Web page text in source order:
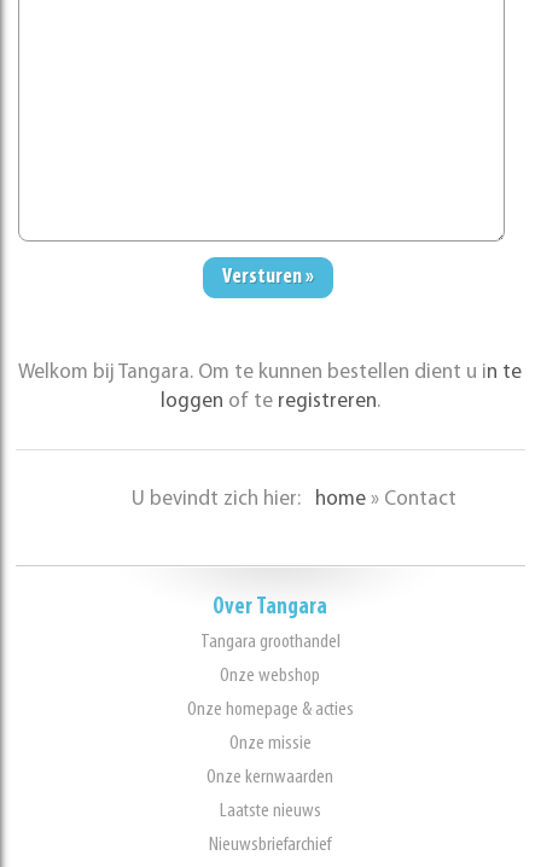
Welkom bij Tangara. Om te kunnen bestellen dient u in te
loggen of te registreren.
U bevindt zich hier: home » Contact
Over Tangara
Tangara groothandel
Onze webshop
Onze homepage & acties
Onze missie
Onze kernwaarden
Laatste nieuws
Nieuwsbriefarchief